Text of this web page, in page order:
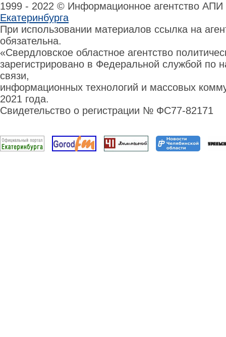
1999 - 2022 © Информационное агентство
Екатеринбурга
При использовании материалов ссылка на
обязательна.
«Свердловское областное агентство
зарегистрировано в Федеральной службой по
связи,
информационных технологий и массовых
2021 года.
Свидетельство о регистрации № ФС77-82171